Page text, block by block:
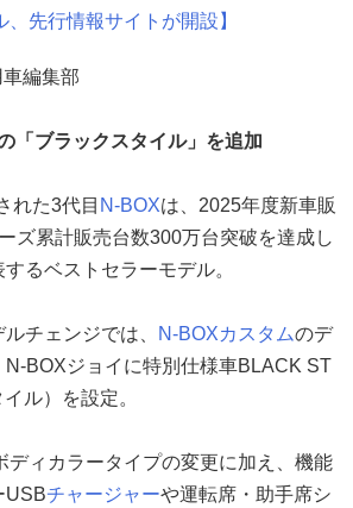
、先行情報サイトが開設】
編集部
「ブラックスタイル」を追加
れた3代目 N-BOXは、2025年度新車販
ズ累計販売台数300万台突破を達成し
するベストセラーモデル。
チェンジでは、 N-BOXカスタムのデ
BOXジョイに特別仕様車BLACK ST
ル）を設定。
ディカラータイプの変更に加え、機能
USBチャージャーや運転席・助手席シ